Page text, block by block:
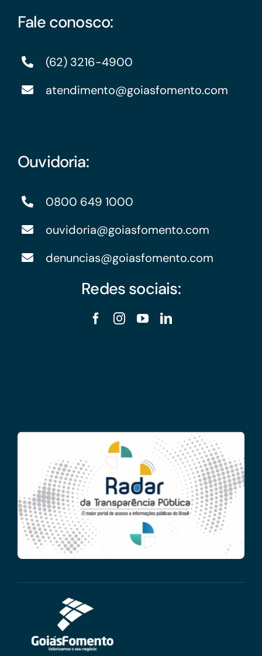
Fale conosco:
(62) 3216-4900
atendimento@goiasfomento.com
Ouvidoria:
0800 649 1000
ouvidoria@goiasfomento.com
denuncias@goiasfomento.com
Redes sociais: